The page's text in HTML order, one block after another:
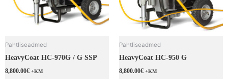
Pahtliseadmed
HeavyCoat HC-970G / G SSP
8,800.00€ +KM
Pahtliseadmed
HeavyCoat HC-950 G
8,800.00€ +KM